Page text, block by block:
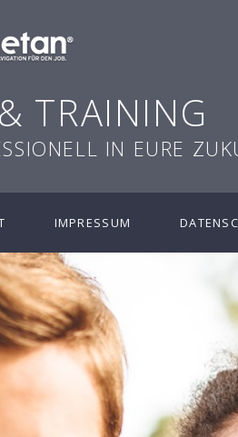
TRAINING
IN EURE
IMPRESSUM